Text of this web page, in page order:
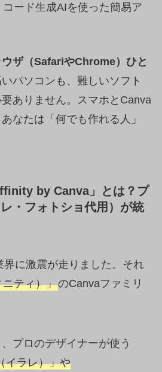
コード生成AIを使った簡易ア
ウザ（SafariやChrome）ひと
パソコンも、難しいソフト
ありません。スマホとCanva
なたは「何でも作れる人」
by Canva」とは？プ
・フォトショ代用）が統
界に激震が走りました。それ
ティ）」のCanvaファミリ
プロのデザイナーが使う
イラレ）」や